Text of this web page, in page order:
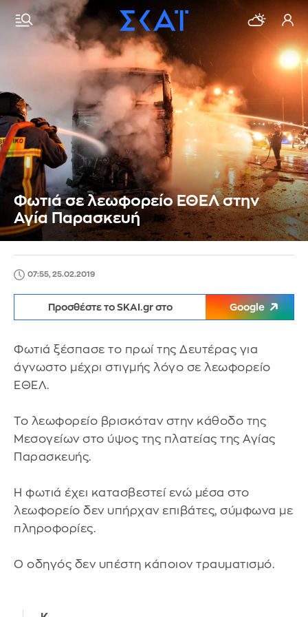
Φωτιά σε λεωφορείο ΕΘΕΛ στην
Αγία Παρασκευή
07:55, 25.02.2019
Προσθέστε το SKAI.gr στο Google
Φωτιά ξέσπασε το πρωί της Δευτέρας για
άγνωστο μέχρι στιγμής λόγο σε λεωφορείο
ΕΘΕΛ.
Το λεωφορείο βρισκόταν στην κάθοδο της
Μεσογείων στο ύψος της πλατείας της Αγίας
Παρασκευής.
Η φωτιά έχει κατασβεστεί ενώ μέσα στο
λεωφορείο δεν υπήρχαν επιβάτες, σύμφωνα με
πληροφορίες.
Ο οδηγός δεν υπέστη κάποιον τραυματισμό.